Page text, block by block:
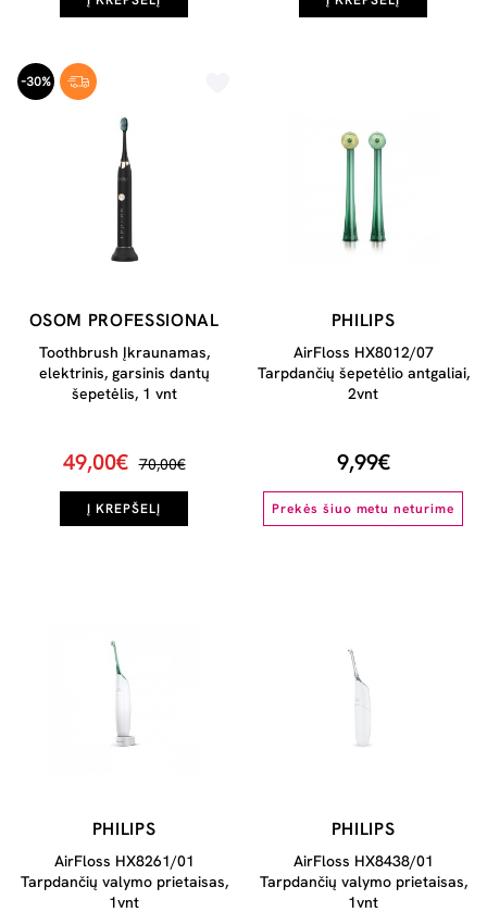
-30%
OSOM PROFESSIONAL
Toothbrush Įkraunamas,
elektrinis, garsinis dantų
šepetėlis, 1 vnt
49,00€ 70,00€
Į KREPŠELĮ
PHILIPS
AirFloss HX8012/07
Tarpdančių šepetėlio antgaliai,
2vnt
9,99€
Prekės šiuo metu neturime
PHILIPS
AirFloss HX8261/01
Tarpdančių valymo prietaisas,
1vnt
PHILIPS
AirFloss HX8438/01
Tarpdančių valymo prietaisas,
1vnt